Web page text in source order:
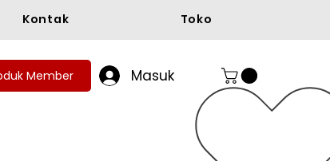
Kontak Toko
Member Masuk